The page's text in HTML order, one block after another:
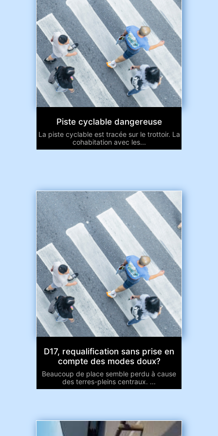
Piste cyclable dangereuse
La piste cyclable est tracée sur le trottoir. La
cohabitation avec les...
D17, requalification sans prise en
compte des modes doux?
Beaucoup de place semble perdu à cause
des terres-pleins centraux. ...